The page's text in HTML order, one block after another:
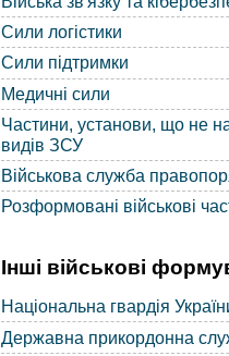
Сили логістики
Сили підтримки
Медичні сили
Частини, установи, що не
видів ЗСУ
Військова служба
Розформовані військові
Інші військові
Національна гвардія
Державна прикордонна